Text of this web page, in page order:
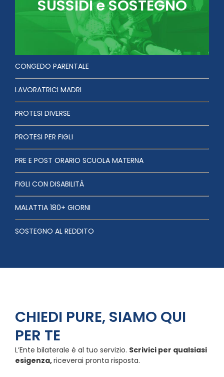
SUSSIDI e SOSTEGNO
CONGEDO PARENTALE
LAVORATRICI MADRI
PROTESI DIVERSE
PROTESI PER FIGLI
PRE E POST ORARIO SCUOLA MATERNA
FIGLI CON DISABILITÀ
MALATTIA 180+ GIORNI
SOSTEGNO AL REDDITO
CHIEDI PURE, SIAMO QUI
PER TE
L’Ente bilaterale è al tuo servizio. Scrivici per qualsiasi
esigenza,riceverai pronta risposta.